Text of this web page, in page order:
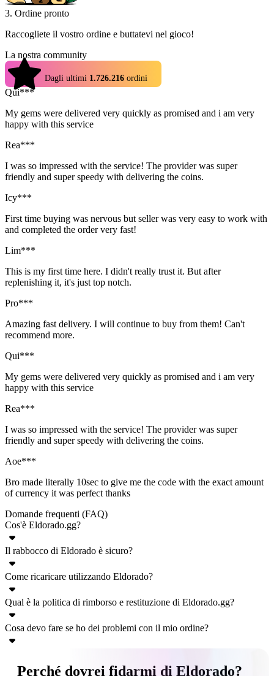
3. Ordine pronto
Raccogliete il vostro ordine e buttatevi nel gioco!
La nostra community
Dagli ultimi 1.726.216 ordini
Qui***
My gems were delivered very quickly as promised and i am very
happy with this service
Rea***
I was so impressed with the service! The provider was super
friendly and super speedy with delivering the coins.
Icy***
First time buying was nervous but seller was very easy to work with
and completed the order very fast!
Lim***
This is my first time here. I didn't really trust it. But after
replenishing it, it's just top notch.
Pro***
Amazing fast delivery. I will continue to buy from them! Can't
recommend more.
Qui***
My gems were delivered very quickly as promised and i am very
happy with this service
Rea***
I was so impressed with the service! The provider was super
friendly and super speedy with delivering the coins.
Aoe***
Bro made literally 10sec to give me the code with the exact amount
of currency it was perfect thanks
Domande frequenti (FAQ)
Cos'è Eldorado.gg?
Eldorado.gg è un marketplace online che offre un'ampia varietà di
prodotti per videogiochi: valuta, account, oggetti, servizi di boosting
e ricariche. Eldorado supporta numerosi giochi popolari, dove è
possibile acquistare e vendere prodotti e servizi con denaro reale.
Il rabbocco di Eldorado è sicuro?
Sì, le ricariche per qualsiasi gioco elencato su Eldorado.gg sono
completamente sicure. Ciò è garantito da TradeShield™, il nostro
sistema di sicurezza personalizzato per proteggere sia gli acquirenti
che i venditori dalle frodi. Tuttavia, per garantire la massima
sicurezza di tutte le transazioni, si prega di seguire attentamente le
Come ricaricare utilizzando Eldorado?
Ricaricare il conto utilizzando Eldorado.gg è molto semplice.
Seguite questi passaggi e il vostro conto sarà ricaricato con valuta
premium in-game in pochi minuti:
(Opzionale)
Selezionare il server, la regione e il
Qual è la politica di rimborso e restituzione di Eldorado.gg?
Eldorado.gg offre un rimborso nel caso in cui l'articolo non venga
possono richiedere un rimborso accedendo alla pagina dell'ordine e
Cosa devo fare se ho dei problemi con il mio ordine?
Ogni volta che viene creato un ordine, si apre una finestra di chat tra
Perché dovrei fidarmi di Eldorado?